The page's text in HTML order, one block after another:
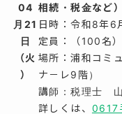
04
月21
日
（火
）
相続・税金など）
日時：令和8年6
定員：（100名
場所：浦和コミ
ナ－レ9階）
講師：税理士
詳しくは、 0617